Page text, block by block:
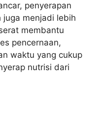
penyerapan
juga menjadi lebih
membantu
pencernaan,
waktu yang cukup
nutrisi dari